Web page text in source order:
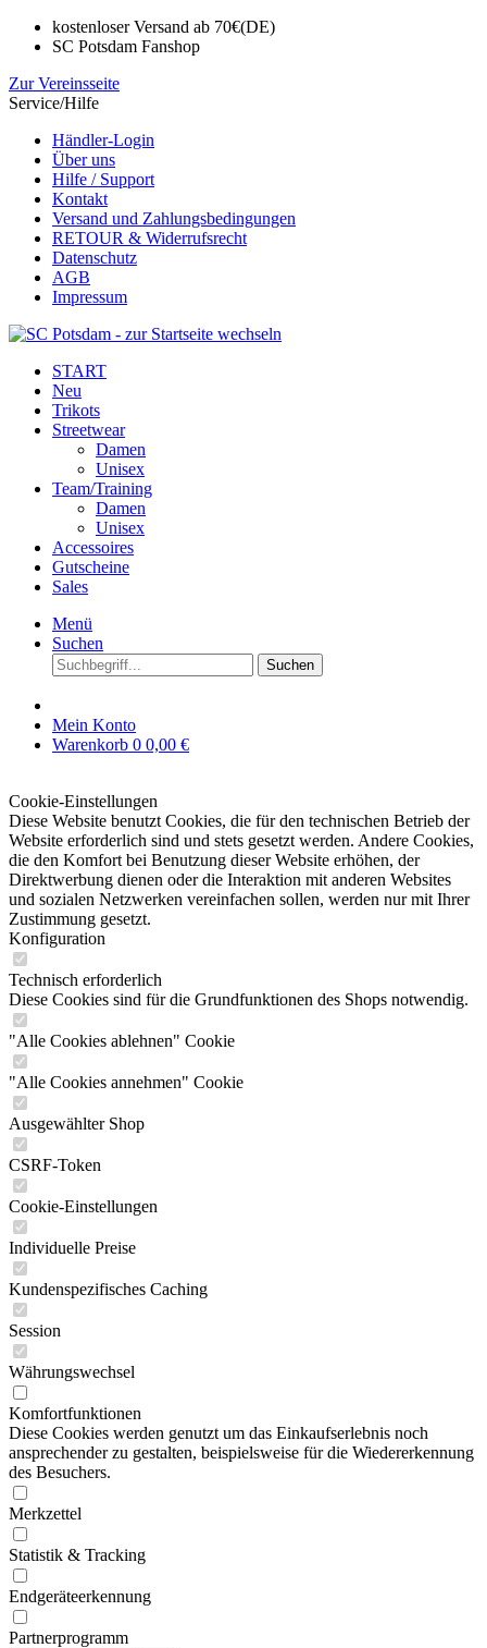
kostenloser Versand ab 70€(DE)
SC Potsdam Fanshop
Zur Vereinsseite
Service/Hilfe
Händler-Login
Über uns
Hilfe / Support
Kontakt
Versand und Zahlungsbedingungen
RETOUR & Widerrufsrecht
Datenschutz
AGB
Impressum
START
Neu
Trikots
Streetwear
Damen
Unisex
Team/Training
Damen
Unisex
Accessoires
Gutscheine
Sales
Menü
Suchen
Suchen
Mein Konto
Warenkorb 0 0,00 €
Cookie-Einstellungen
Diese Website benutzt Cookies, die für den technischen Betrieb der
Website erforderlich sind und stets gesetzt werden. Andere Cookies,
die den Komfort bei Benutzung dieser Website erhöhen, der
Direktwerbung dienen oder die Interaktion mit anderen Websites
und sozialen Netzwerken vereinfachen sollen, werden nur mit Ihrer
Zustimmung gesetzt.
Konfiguration
Technisch erforderlich
Diese Cookies sind für die Grundfunktionen des Shops notwendig.
"Alle Cookies ablehnen" Cookie
"Alle Cookies annehmen" Cookie
Ausgewählter Shop
CSRF-Token
Cookie-Einstellungen
Individuelle Preise
Kundenspezifisches Caching
Session
Währungswechsel
Komfortfunktionen
Diese Cookies werden genutzt um das Einkaufserlebnis noch
ansprechender zu gestalten, beispielsweise für die Wiedererkennung
des Besuchers.
Merkzettel
Statistik & Tracking
Endgeräteerkennung
Partnerprogramm